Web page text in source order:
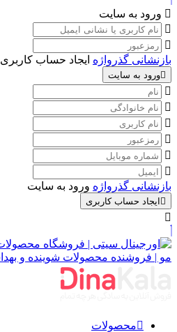
ورود به سایت
بازنشانی گذرواژه ایجاد حساب کاربری
ورود به سایت
بازنشانی گذرواژه ورود به سایت
ایجاد حساب کاربری
محصولات